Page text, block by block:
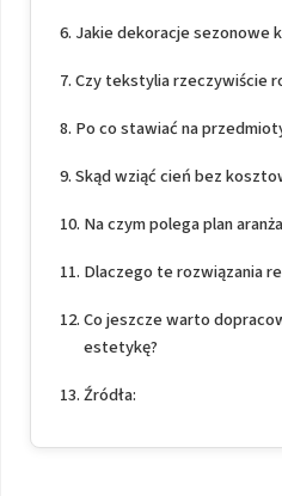
Jakie dekoracje sezonowe
Czy tekstylia rzeczywiście
Po co stawiać na
Skąd wziąć cień bez
Na czym polega plan
Dlaczego te rozwiązania
Co jeszcze warto
estetykę?
Źródła: